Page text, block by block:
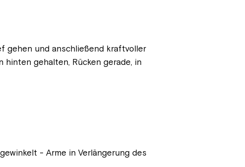
gehen und anschließend kraftvoller
hinten gehalten, Rücken gerade, in
- Arme in Verlängerung des